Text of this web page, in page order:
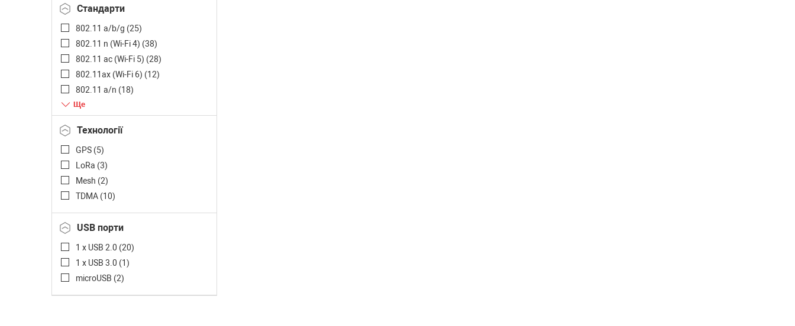
19 dBi (1)
21 dBi ( 4 )
24 dBi ( 5 )
25 dBi ( 3 )
27 dBi (4)
Стандарти
802.11 a/b/g (25)
802.11 n (Wi-Fi 4) (38)
802.11 ac (Wi-Fi 5) (28)
802.11ax (Wi-Fi 6) (12)
802.11 a/n (18)
802.11 a/n/ac (
Технології
GPS (5)
LoRa (3)
Mesh (2)
TDMA (10)
USB порти
1 x USB 2.0 (20)
1 x USB 3.0 (1)
microUSB (2)